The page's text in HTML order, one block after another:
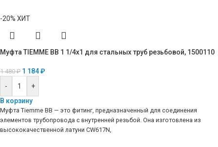
-20% ХИТ
Муфта TIEMME ВВ 1 1/4х1 для стальных труб резьбовой, 1500110
1 480₽ 1 184₽
-
+
В корзину
Муфта Tiemme ВВ — это фитинг, предназначенный для соединения
элементов трубопровода с внутренней резьбой. Она изготовлена из
высококачественной латуни CW617N,